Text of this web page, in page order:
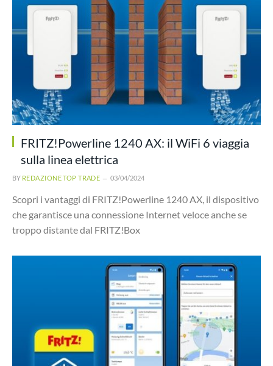
FRITZ!Powerline 1240 AX: il WiFi 6 viaggia
sulla linea elettrica
BY REDAZIONE TOP TRADE 03/04/2024
Scopri i vantaggi di FRITZ!Powerline 1240 AX, il dispositivo
che garantisce una connessione Internet veloce anche se
troppo distante dal FRITZ!Box